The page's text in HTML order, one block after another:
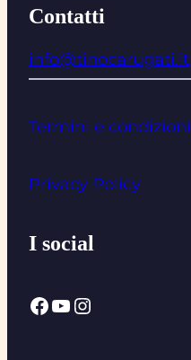
Contatti
info@tinocarugati.it
Termini e condizioni
Privacy Policy
I social
Facebook YouTube Instagram